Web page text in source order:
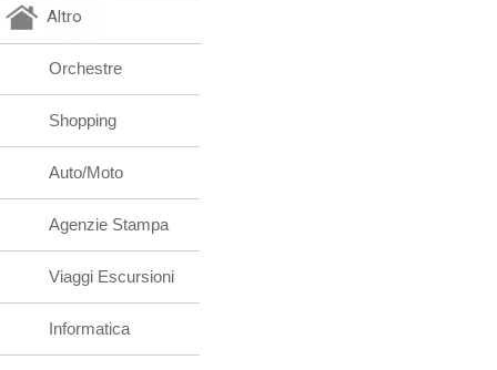
Altro
Orchestre
Shopping
Auto/Moto
Agenzie Stampa
Viaggi Escursioni
Informatica